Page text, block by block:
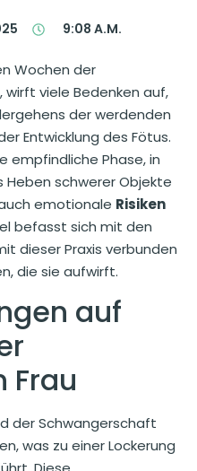
9:08 A.M.
Wochen der
viele Bedenken auf,
der werdenden
Entwicklung des Fötus.
empfindliche Phase, in
Heben schwerer Objekte
emotionale Risiken
befasst sich mit den
dieser Praxis verbunden
die sie aufwirft.
auf
Frau
der Schwangerschaft
was zu einer Lockerung